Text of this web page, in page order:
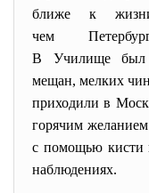
ближе к
чем
В Училище был
мещан, мелких
приходили в
горячим желанием
с помощью кисти
наблюдениях.